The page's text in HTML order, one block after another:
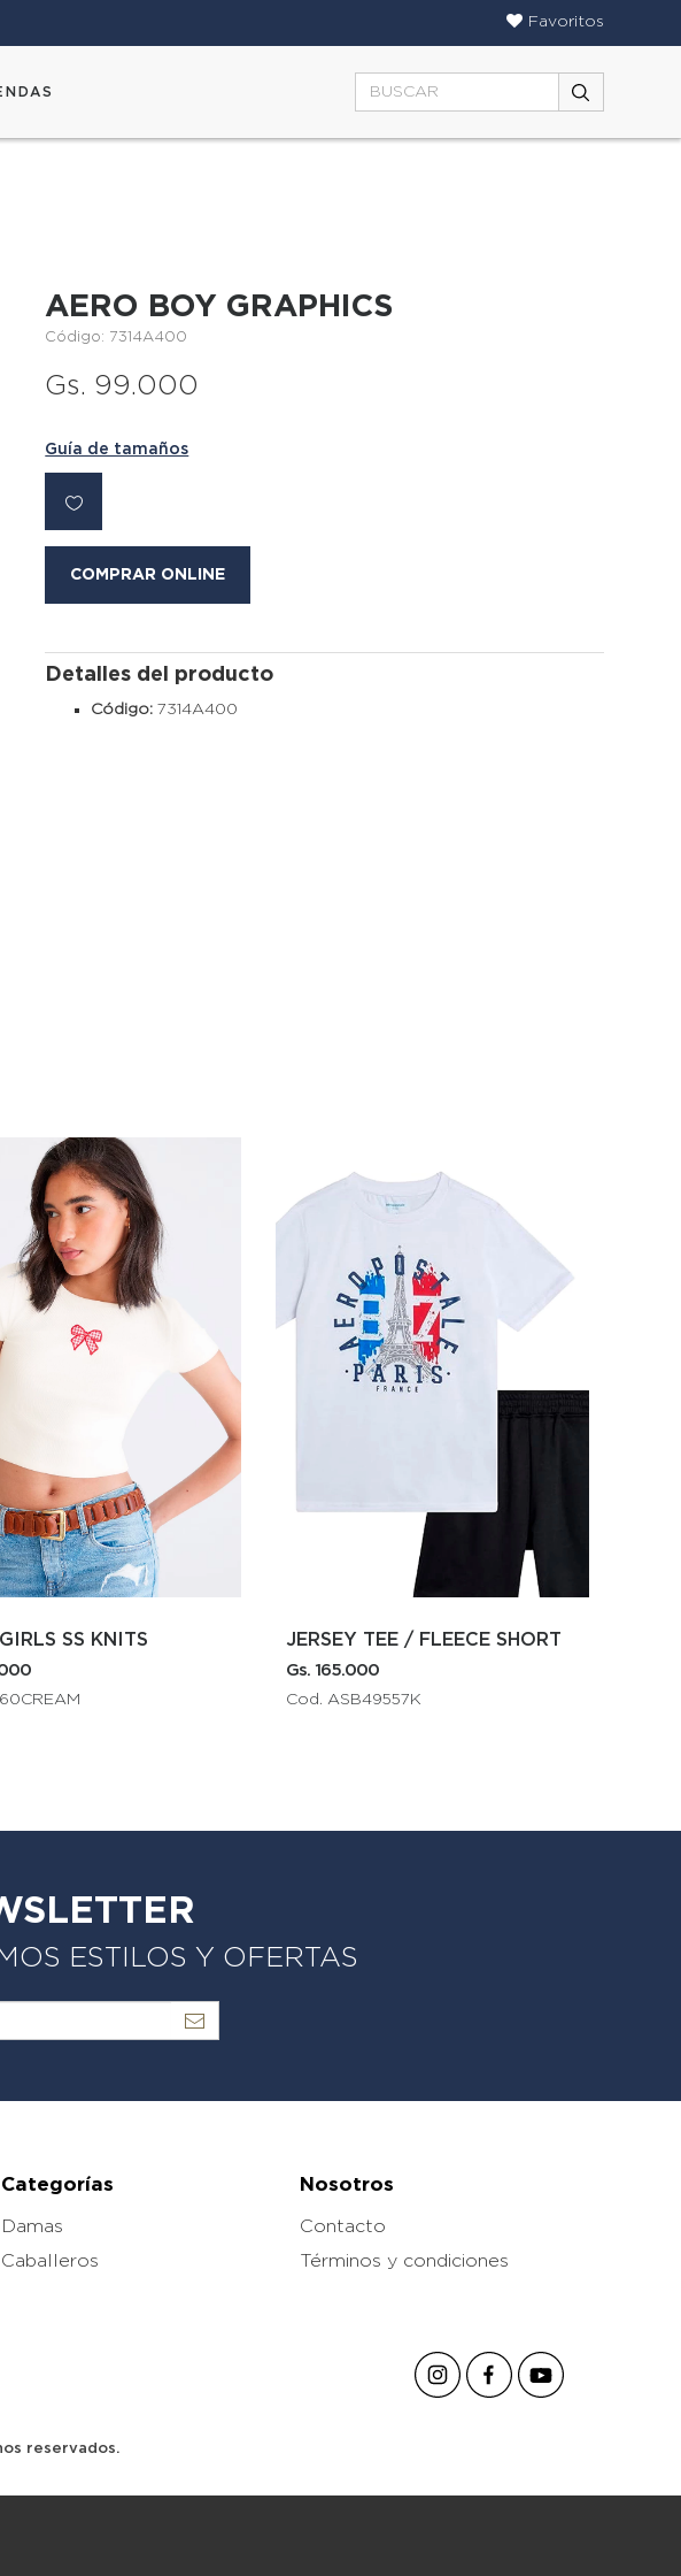
Favoritos
AERO BOY GRAPHICS
Código: 7314A400
Gs. 99.000
Guía de tamaños
COMPRAR ONLINE
Detalles del producto
Código:7314A400
GIRLS SS KNITS JERSEY TEE / FLEECE SHORT
Gs. 165.000
Cod. ASB49557K
ESTILOS Y OFERTAS
Categorías
Damas
Caballeros
Nosotros
Contacto
Términos y condiciones
reservados.